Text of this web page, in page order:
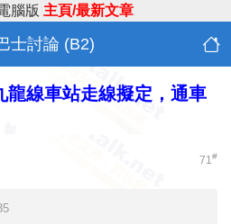
腦版 主頁/最新文章
士討論 (B2)
龍線車站走線擬定，通車
71#